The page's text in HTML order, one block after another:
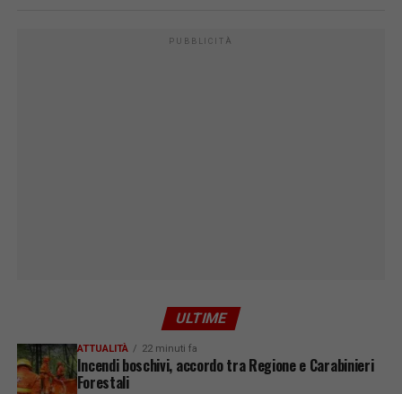
PUBBLICITÀ
ULTIME
ATTUALITÀ 22 minuti fa
Incendi boschivi, accordo tra Regione e Carabinieri
Forestali